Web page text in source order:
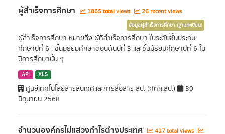
ผู้สำเร็จการศึกษา 1865 total views 26 recent views
ข้อมูลผู้สำเร็จการศึกษา (ฐานทะเบียน)
ผู้สำเร็จการศึกษา หมายถึง ผู้ที่สำเร็จการศึกษา ในระดับชั้นประถม
ศึกษาปีที่ 6 , ชั้นมัธยมศึกษาตอนต้นปีที่ 3 และชั้นมัธยมศึกษาปีที่ 6 ใน
ปีการศึกษานั้น ๆ
API XLS
ศูนย์เทคโนโลยีสารสนเทศและการสื่อสาร สป. (ศทก.สป.)
30
มิถุนายน 2568
จำนวนองค์กรไม่แสวงกำไรต่างประเทศ
417 total views